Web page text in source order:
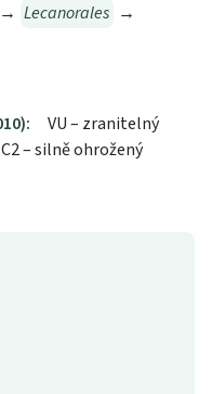
→ Lecanorales →
VU – zranitelný
C2 – silně ohrožený